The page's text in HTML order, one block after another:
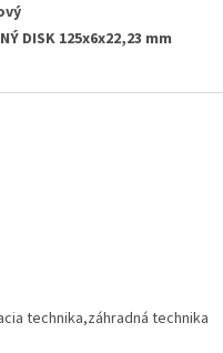
DISK 125x6x22,23 mm
technika,záhradná technika